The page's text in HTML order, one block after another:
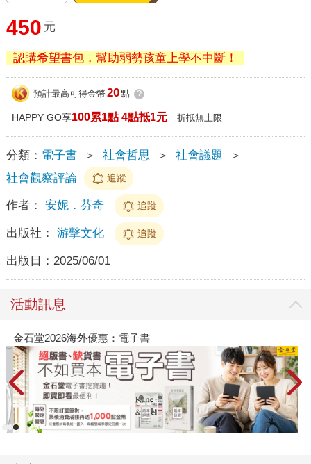
450 元
認購希望書包，幫助弱勢孩童上學不中斷！
預計最高可得金幣 20點 ?
HAPPY GO享100累1點 4點抵1元 折抵無上限
分類： 電子書 ＞ 社會哲思 ＞ 社會議題
＞
社會觀察評論
追蹤
作者： 安妮．芬奇 追蹤
出版社： 游擊文化 追蹤
出版日： 2025/06/01
活動訊息
金石堂2026海外優惠：電子書